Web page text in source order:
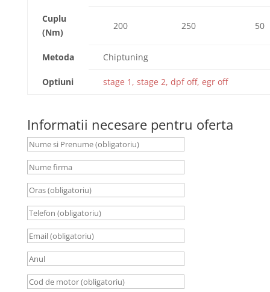
Cuplu
(Nm)
200 250 50
Metoda Chiptuning
Optiuni stage 1, stage 2, dpf off, egr off
Informatii necesare pentru oferta